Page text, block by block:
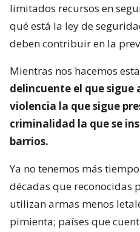
limitados recursos en
qué está la ley de
deben contribuir en la
Mientras nos hacemos
delincuente el que sigue
violencia la que sigue
criminalidad la que se
barrios.
Ya no tenemos más
décadas que reconocidas
utilizan armas menos
pimienta; países que